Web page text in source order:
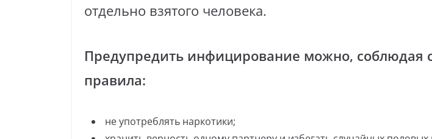
отдельно взятого человека.
Предупредить инфицирование можно, соблюдая
правила:
не употреблять наркотики;